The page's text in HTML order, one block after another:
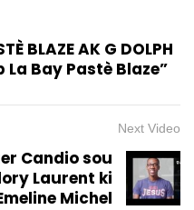
la Soirée
+ || Samedi 15
BLAZE AK G DOLPH
La Bay Pastè Blaze”
Next Video
Candio sou
Laurent ki
Michel